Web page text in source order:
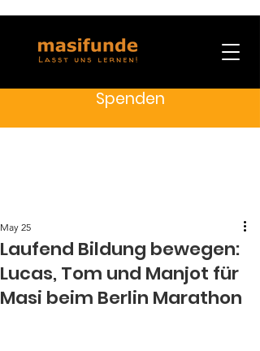
Spenden
Laufend Bildung bewegen:
Lucas, Tom und Manjot für
Masi beim Berlin Marathon
May 25